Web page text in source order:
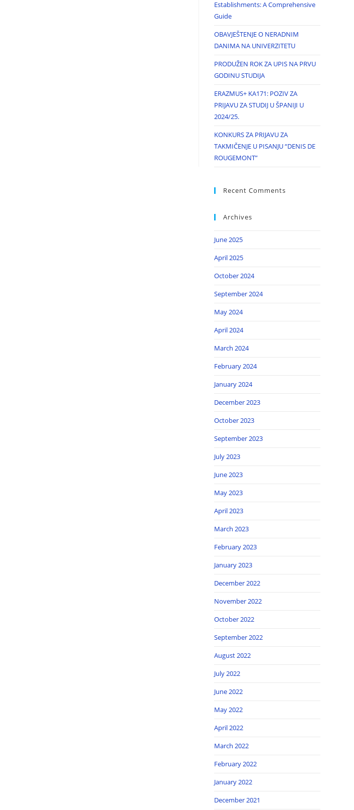
Establishments: A Comprehensive
Guide
OBAVJEŠTENJE O NERADNIM
DANIMA NA UNIVERZITETU
PRODUŽEN ROK ZA UPIS NA PRVU
GODINU STUDIJA
ERAZMUS+ KA171: POZIV ZA
PRIJAVU ZA STUDIJ U ŠPANIJI U
2024/25.
KONKURS ZA PRIJAVU ZA
TAKMIČENJE U PISANJU “DENIS DE
ROUGEMONT”
Recent Comments
Archives
June 2025
April 2025
October 2024
September 2024
May 2024
April 2024
March 2024
February 2024
January 2024
December 2023
October 2023
September 2023
July 2023
June 2023
May 2023
April 2023
March 2023
February 2023
January 2023
December 2022
November 2022
October 2022
September 2022
August 2022
July 2022
June 2022
May 2022
April 2022
March 2022
February 2022
January 2022
December 2021